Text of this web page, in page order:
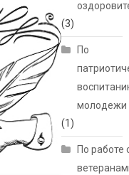
(3)
По
молодежи
(1)
По работе